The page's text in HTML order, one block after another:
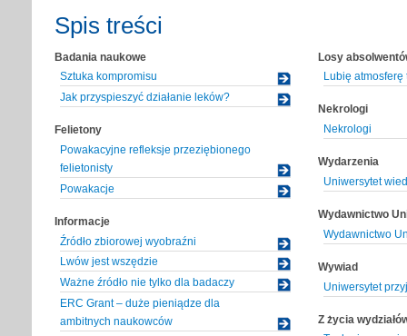
Spis treści
Badania naukowe
Sztuka kompromisu
Jak przyspieszyć działanie leków?
Felietony
Powakacyjne refleksje przeziębionego
felietonisty
Powakacje
Informacje
Źródło zbiorowej wyobraźni
Lwów jest wszędzie
Ważne źródło nie tylko dla badaczy
ERC Grant – duże pieniądze dla
ambitnych naukowców
Losy
Lubię
Nekrologi
Nekrologi
Wydarzenia
Uniwersytet
Wydawnictwo
Wydawnictwo
Wywiad
Uniwersytet
Z życia